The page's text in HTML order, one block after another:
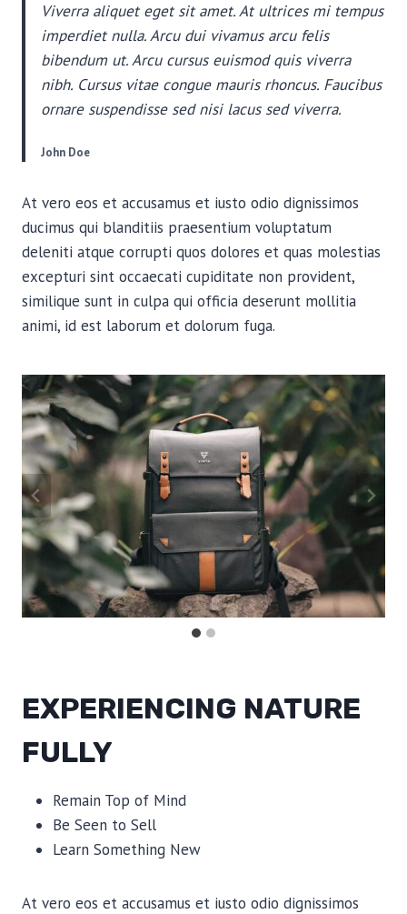
Viverra aliquet eget sit amet. At ultrices mi tempus
imperdiet nulla. Arcu dui vivamus arcu felis
bibendum ut. Arcu cursus euismod quis viverra
nibh. Cursus vitae congue mauris rhoncus. Faucibus
ornare suspendisse sed nisi lacus sed viverra.
John Doe
At vero eos et accusamus et iusto odio dignissimos
ducimus qui blanditiis praesentium voluptatum
deleniti atque corrupti quos dolores et quas molestias
excepturi sint occaecati cupiditate non provident,
similique sunt in culpa qui officia deserunt mollitia
animi, id est laborum et dolorum fuga.
EXPERIENCING NATURE
FULLY
Remain Top of Mind
Be Seen to Sell
Learn Something New
At vero eos et accusamus et iusto odio dignissimos